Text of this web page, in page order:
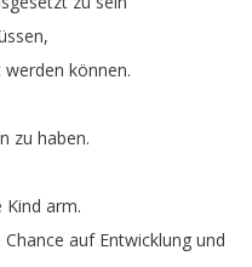
,
werden können.
zu haben.
Kind arm.
Chance auf Entwicklung und